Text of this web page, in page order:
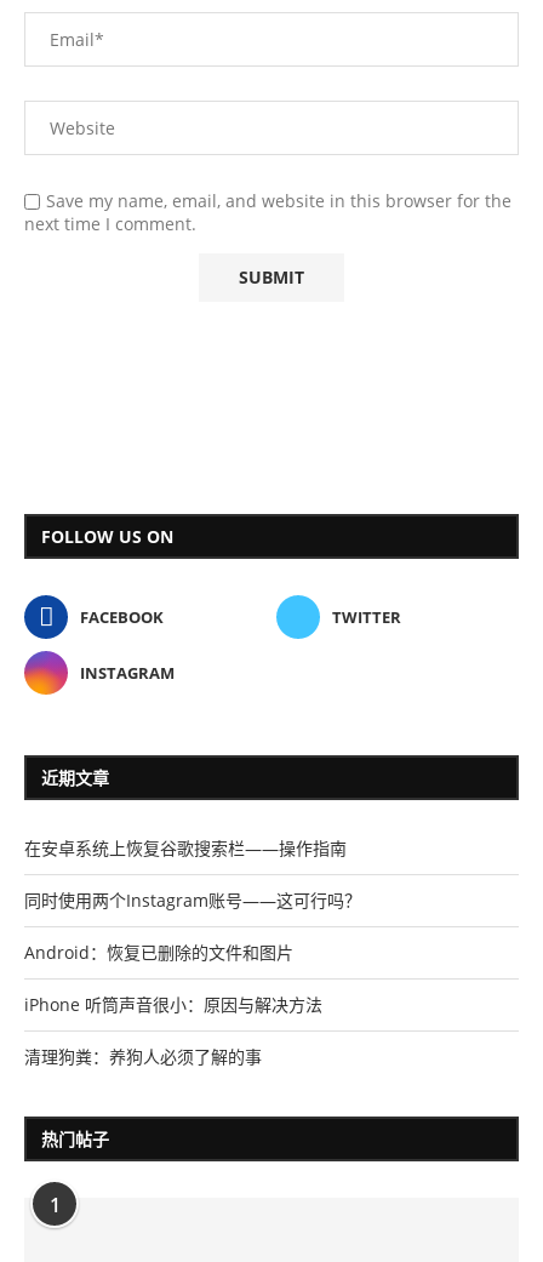
Save my name, email, and website in this browser for the
next time I comment.
FOLLOW US ON
FACEBOOK TWITTER
INSTAGRAM
近期文章
在安卓系统上恢复谷歌搜索栏——操作指南
同时使用两个Instagram账号——这可行吗？
Android：恢复已删除的文件和图片
iPhone 听筒声音很小：原因与解决方法
清理狗粪：养狗人必须了解的事
热门帖子
1